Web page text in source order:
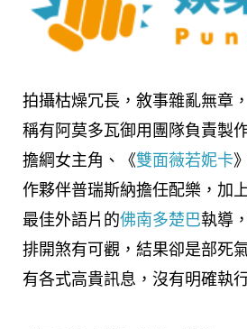
拍攝枯燥冗長，敘事雜亂無章
稱有阿莫多瓦御用團隊負責製
擔綱女主角、《雙面薇若妮卡
作夥伴普瑞斯納擔任配樂，加
最佳外語片的佛南多楚巴執導
排開煞有可觀，結果卻是部死
有各式高貴訊息，沒有明確執